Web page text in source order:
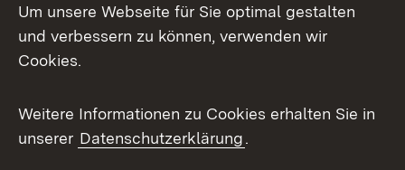
Mastodon
Messenger
Social Wall
X / Twitter
Um unsere Webseite für Sie optimal gestalten
und verbessern zu können, verwenden wir
Cookies.
Weitere Informationen zu Cookies erhalten Sie in
unserer Datenschutzerklärung.